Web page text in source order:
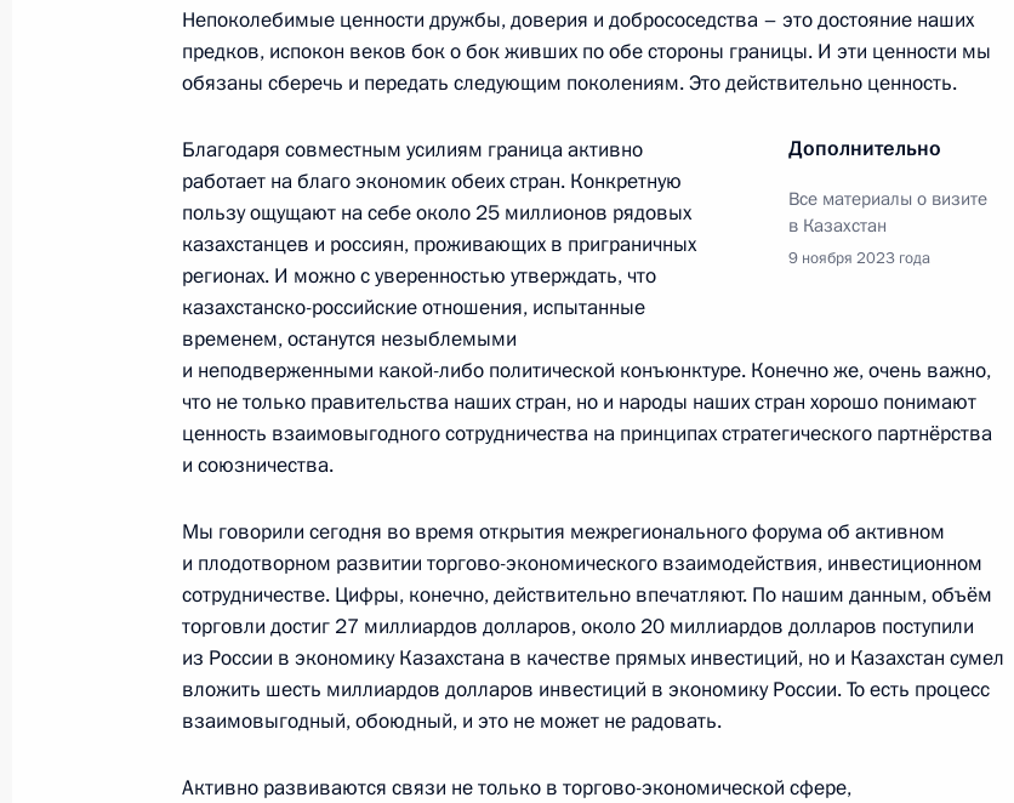
Неформальная встреча с Президентом Казахстана
и Президентом Узбекистана
17 октября 2023 года, 20:30
Встреча с Президентом Казахстана Касым-Жомартом Токаевым
7 октября 2023 года, 16:30
Церемония по случаю начала поставок российского газа
в Узбекистан через территорию Казахстана
7 октября 2023 года, 15:00
Телефонные разговоры с президентами Белоруссии, Казахстана
и Узбекистана
24 июня 2023 года, 13:30
Заседание Высшего Евразийского экономического совета
Непоколебимые ценности дружбы, доверия и добрососедства – это достояние наших
предков, испокон веков бок о бок живших по обе стороны границы. И эти ценности мы
обязаны сберечь и передать следующим поколениям. Это действительно ценность.
Дополнительно
Все материалы о визите
в Казахстан
9 ноября 2023 года
Благодаря совместным усилиям граница активно
работает на благо экономик обеих стран. Конкретную
пользу ощущают на себе около 25 миллионов рядовых
казахстанцев и россиян, проживающих в приграничных
регионах. И можно с уверенностью утверждать, что
казахстанско-российские отношения, испытанные
временем, останутся незыблемыми
и неподверженными какой-либо политической конъюнктуре. Конечно же, очень важно,
что не только правительства наших стран, но и народы наших стран хорошо понимают
ценность взаимовыгодного сотрудничества на принципах стратегического партнёрства
и союзничества.
Мы говорили сегодня во время открытия межрегионального форума об активном
и плодотворном развитии торгово-экономического взаимодействия, инвестиционном
сотрудничестве. Цифры, конечно, действительно впечатляют. По нашим данным, объём
торговли достиг 27 миллиардов долларов, около 20 миллиардов долларов поступили
из России в экономику Казахстана в качестве прямых инвестиций, но и Казахстан сумел
вложить шесть миллиардов долларов инвестиций в экономику России. То есть процесс
взаимовыгодный, обоюдный, и это не может не радовать.
Активно развиваются связи не только в торгово-экономической сфере,